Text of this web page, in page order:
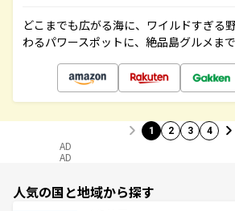
どこまでも広がる海に、ワイルドすぎる
わるパワースポットに、絶品島グルメま
1 2 3 4
AD
AD
人気の国と地域から探す